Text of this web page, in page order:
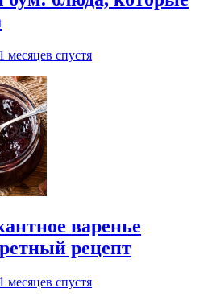
месяцев спустя
варенье
рецепт
месяцев спустя